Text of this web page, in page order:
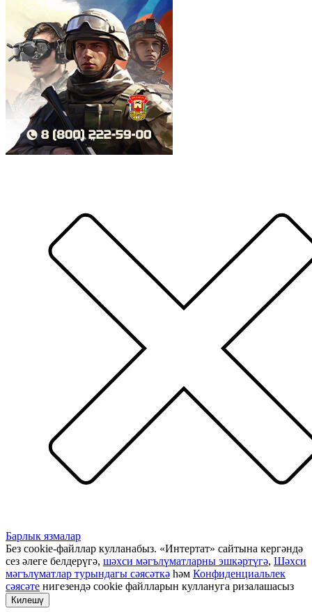
Барлык язмалар
Без cookie-файллар кулланабыз. «Интертат» сайтына кергәндә
сез әлеге белдерүгә, шәхси мәгълүматларны эшкәртүгә, Шәхси
мәгълүматлар турындагы сәясәткә һәм Конфиденциальлек
сәясәте нигезендә cookie файлларын куллануга ризалашасыз
Килешү